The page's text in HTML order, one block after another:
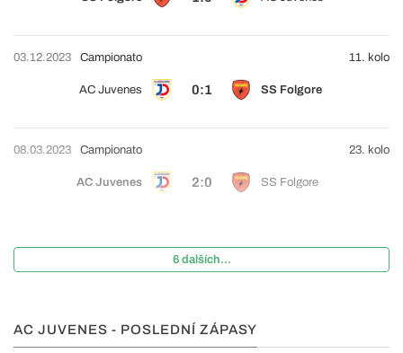
03.12.2023
AC Juvenes 0:1 SS Folgore
Campionato 11. kolo
08.03.2023
AC Juvenes 2:0 SS Folgore
Campionato 23. kolo
6 dalších...
AC JUVENES - POSLEDNÍ ZÁPASY